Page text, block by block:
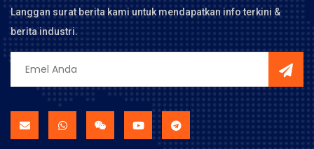
Langgan surat berita kami untuk mendapatkan info terkini &
berita industri.